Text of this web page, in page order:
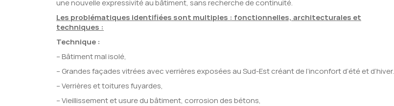
une nouvelle expressivité au bâtiment, sans recherche de continuité.
Les problématiques identifiées sont multiples : fonctionnelles, architecturales et
techniques :
Technique :
– Bâtiment mal isolé,
– Grandes façades vitrées avec verrières exposées au Sud-Est créant de l’inconfort d’été et d’hiver.
– Verrières et toitures fuyardes,
– Vieillissement et usure du bâtiment, corrosion des bétons,